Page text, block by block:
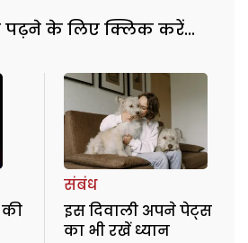
पढ़ने के लिए क्लिक करें...
की
संबंध
इस दिवाली अपने पेट्स
का भी रखें ध्यान